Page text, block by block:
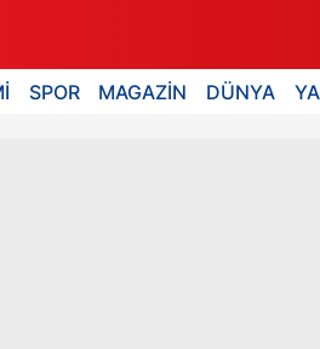
SPOR MAGAZİN DÜNYA